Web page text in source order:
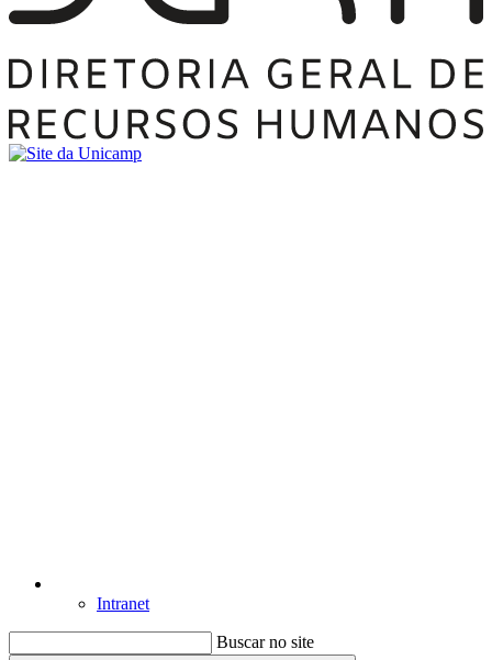
Intranet
Buscar no site